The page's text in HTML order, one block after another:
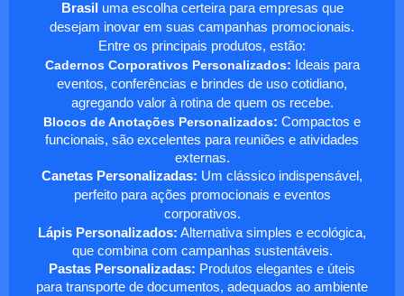
Brasil uma escolha certeira para empresas que
desejam inovar em suas campanhas promocionais.
Entre os principais produtos, estão:
Cadernos Corporativos Personalizados: Ideais para
eventos, conferências e brindes de uso cotidiano,
agregando valor à rotina de quem os recebe.
Blocos de Anotações Personalizados: Compactos e
funcionais, são excelentes para reuniões e atividades
externas.
Canetas Personalizadas: Um clássico indispensável,
perfeito para ações promocionais e eventos
corporativos.
Lápis Personalizados: Alternativa simples e ecológica,
que combina com campanhas sustentáveis.
Pastas Personalizadas: Produtos elegantes e úteis
para transporte de documentos, adequados ao ambiente